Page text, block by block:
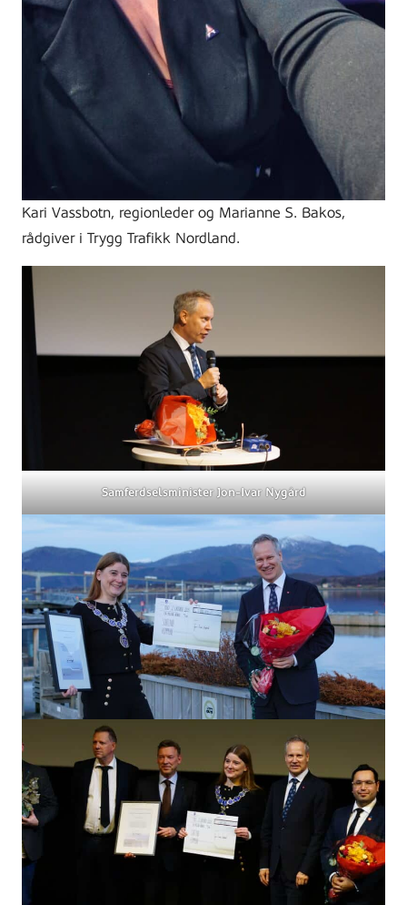
Kari Vassbotn, regionleder og Marianne S. Bakos,
rådgiver i Trygg Trafikk Nordland.
Samferdselsminister Jon-Ivar Nygård